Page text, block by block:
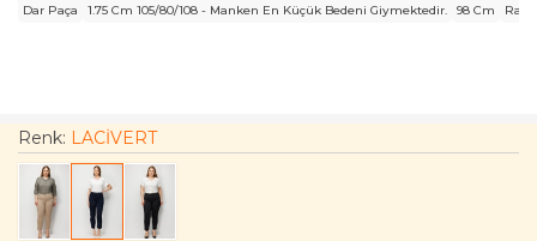
Dar Paça
1.75 Cm 105/80/108 - Manken En Küçük Bedeni Giymektedir.
98 Cm
Renk: LACİVERT